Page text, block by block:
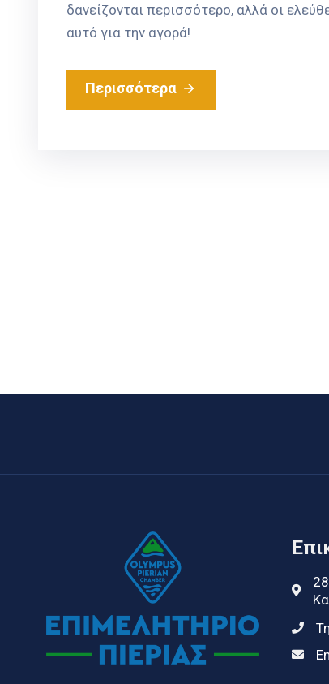
δανείζονται περισσότερο, αλλά οι
αυτό για την αγορά!
Περισσότερα